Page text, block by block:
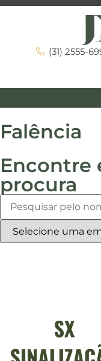
(31) 2555-
Falência
Encontre
procura